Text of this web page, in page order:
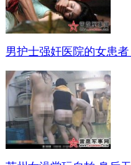
男护士强奸医院的女患者